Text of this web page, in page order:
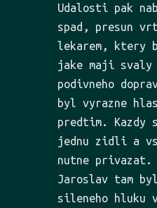
Udalosti pak
spad, presun
lekarem, ktery
jake maji svaly
podivneho
byl vyrazne
predtim. Kazdy
jednu zidli a
nutne
Jaroslav tam
sileneho hluku